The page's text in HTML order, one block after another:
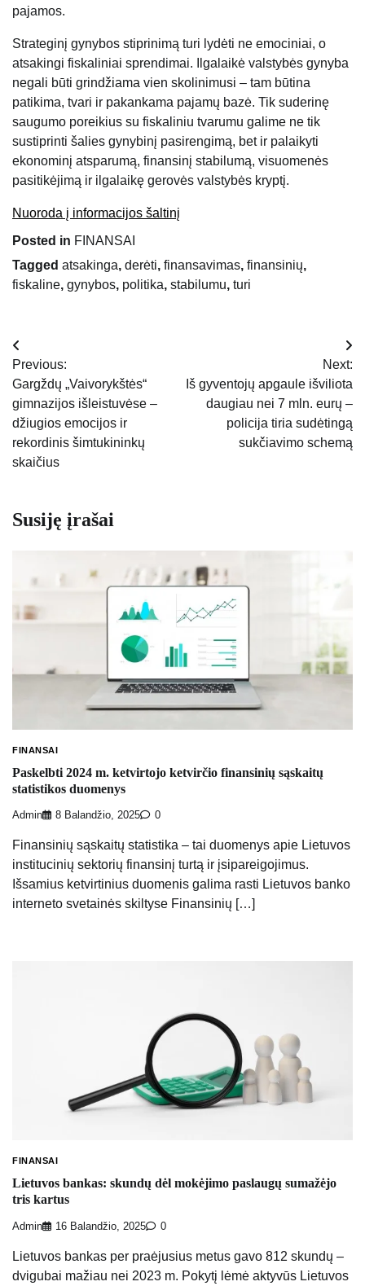
pajamos.
Strateginį gynybos stiprinimą turi lydėti ne emociniai, o
atsakingi fiskaliniai sprendimai. Ilgalaikė valstybės gynyba
negali būti grindžiama vien skolinimusi – tam būtina
patikima, tvari ir pakankama pajamų bazė. Tik suderinę
saugumo poreikius su fiskaliniu tvarumu galime ne tik
sustiprinti šalies gynybinį pasirengimą, bet ir palaikyti
ekonominį atsparumą, finansinį stabilumą, visuomenės
pasitikėjimą ir ilgalaikę gerovės valstybės kryptį.
Nuoroda į informacijos šaltinį
Posted in FINANSAI
Tagged atsakinga, derėti, finansavimas, finansinių,
fiskaline, gynybos, politika, stabilumu, turi
Navigacija
tarp
įrašų
Previous:
Gargždų „Vaivorykštės“
gimnazijos išleistuvėse –
džiugios emocijos ir
rekordinis šimtukininkų
skaičius
Next:
Iš gyventojų apgaule išviliota
daugiau nei 7 mln. eurų –
policija tiria sudėtingą
sukčiavimo schemą
Susiję įrašai
FINANSAI
Paskelbti 2024 m. ketvirtojo ketvirčio finansinių sąskaitų
statistikos duomenys
Admin 8 Balandžio, 2025 0
Finansinių sąskaitų statistika – tai duomenys apie Lietuvos
institucinių sektorių finansinį turtą ir įsipareigojimus.
Išsamius ketvirtinius duomenis galima rasti Lietuvos banko
interneto svetainės skiltyse Finansinių […]
FINANSAI
Lietuvos bankas: skundų dėl mokėjimo paslaugų sumažėjo
tris kartus
Admin 16 Balandžio, 2025 0
Lietuvos bankas per praėjusius metus gavo 812 skundų –
dvigubai mažiau nei 2023 m. Pokytį lėmė aktyvūs Lietuvos